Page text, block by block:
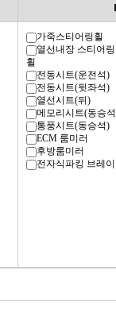
가죽스티어링휠
열선내장 스티어링
휠
전동시트(운전석)
전동시트(뒷좌석)
열선시트(뒤)
메모리시트(동승
통풍시트(동승석)
ECM 룸미러
후방룸미러
전자식파킹 브레